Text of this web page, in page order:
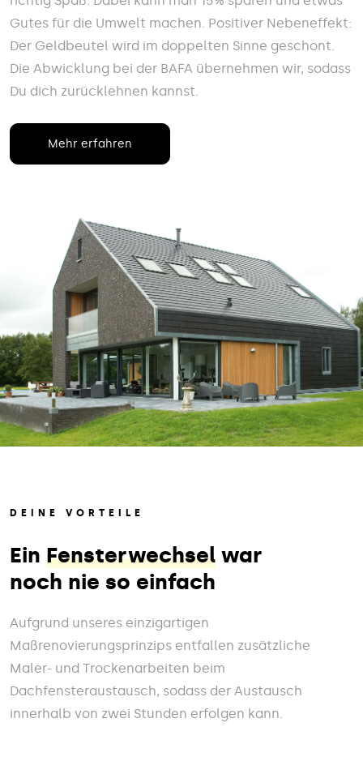
Gutes für die Umwelt machen. Positiver Nebeneffekt:
Der Geldbeutel wird im doppelten Sinne geschont.
Die Abwicklung bei der BAFA übernehmen wir, sodass
Du dich zurücklehnen kannst.
Mehr erfahren
DEINE VORTEILE
Ein Fensterwechsel war
noch nie so einfach
Aufgrund unseres einzigartigen
Maßrenovierungsprinzips entfallen zusätzliche
Maler- und Trockenarbeiten beim
Dachfensteraustausch, sodass der Austausch
innerhalb von zwei Stunden erfolgen kann.